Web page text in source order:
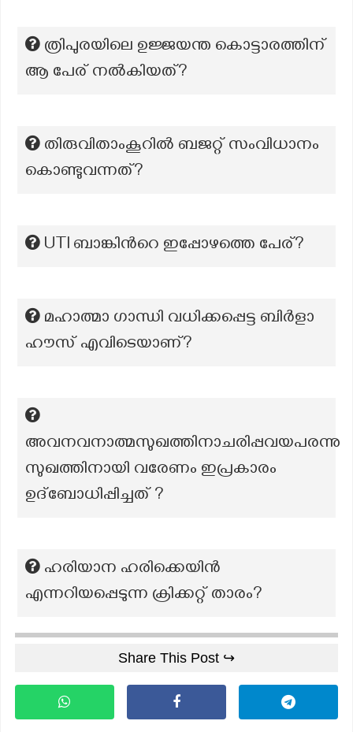
ത്രിപുരയിലെ ഉജ്ജയന്ത കൊട്ടാരത്തിന്
ആ പേര് നൽകിയത്?
തിരുവിതാംകൂറിൽ ബജറ്റ് സംവിധാനം
കൊണ്ടുവന്നത്?
UTI ബാങ്കിന്‍റെ ഇപ്പോഴത്തെ പേര്?
മഹാത്മാ ഗാന്ധി വധിക്കപ്പെട്ട ബിർളാ
ഹൗസ് എവിടെയാണ്?
അവനവനാത്മസുഖത്തിനാചരിപ്പവയപരന്നു
സുഖത്തിനായി വരേണം ഇപ്രകാരം
ഉദ്ബോധിപ്പിച്ചത് ?
ഹരിയാന ഹരിക്കെയിൻ
എന്നറിയപ്പെടുന്ന ക്രിക്കറ്റ് താരം?
Share This Post ↪